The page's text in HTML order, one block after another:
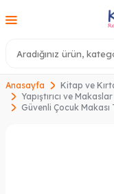
Anasayfa Kitap ve
Yapıştırıcı ve Makaslar
Güvenli Çocuk Makası